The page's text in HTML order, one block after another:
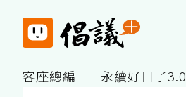
客座總編 永續好日子3.0